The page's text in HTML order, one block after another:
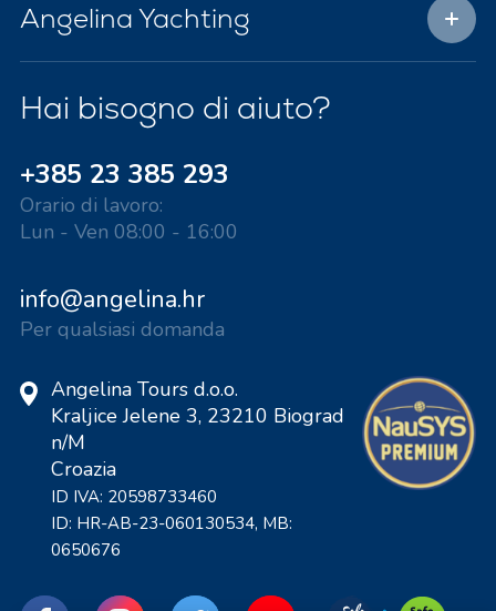
Angelina Yachting
Hai bisogno di aiuto?
+385 23 385 293
Orario di lavoro:
Lun - Ven 08:00 - 16:00
info@angelina.hr
Per qualsiasi domanda
Angelina Tours d.o.o.
Kraljice Jelene 3, 23210 Biograd
n/M
Croazia
ID IVA: 20598733460
ID: HR-AB-23-060130534, MB:
0650676